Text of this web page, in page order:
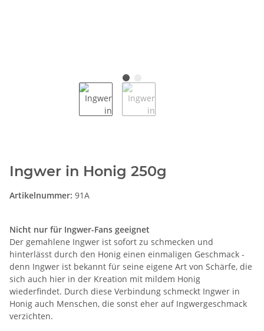
Ingwer in Honig 250g
Artikelnummer: 91A
Nicht nur für Ingwer-Fans geeignet
Der gemahlene Ingwer ist sofort zu schmecken und
hinterlässt durch den Honig einen einmaligen Geschmack -
denn Ingwer ist bekannt für seine eigene Art von Schärfe, die
sich auch hier in der Kreation mit mildem Honig
wiederfindet. Durch diese Verbindung schmeckt Ingwer in
Honig auch Menschen, die sonst eher auf Ingwergeschmack
verzichten.